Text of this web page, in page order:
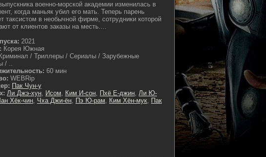
военно-морской академии изменилась в
когда маньяк убил его мать. Теперь парень
таксистом в необычной фирме, сотрудники которой
от клиентов заказы на месть....
2021
Корея Южная
Криминал / Триллеры / Сериалы / Зарубежные
/ ..
60 мин
WEBRip
Пак Чун-у
Ли Джэ-хун, Исом, Ким И-сон, Пхё Е-джин, Ли Ю-
Хёк-чин, Чха Джи-ён, Пэ Ю-рам, Ким Хён-мук, Пак